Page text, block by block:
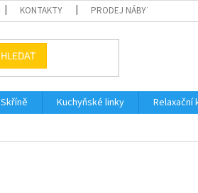
KONTAKTY PRODEJ NÁBYTKU NA
HLEDAT
Skříně Kuchyňské linky Relaxační